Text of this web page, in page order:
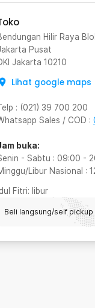
Hilir Raya
Pusat
Jakarta 10210
Lihat google maps
: (021) 39 700 200
Sales / COD :
buka:
- Sabtu : 09:00 -
Libur Nasional :
Fitri: libur
Beli langsung/self pickup